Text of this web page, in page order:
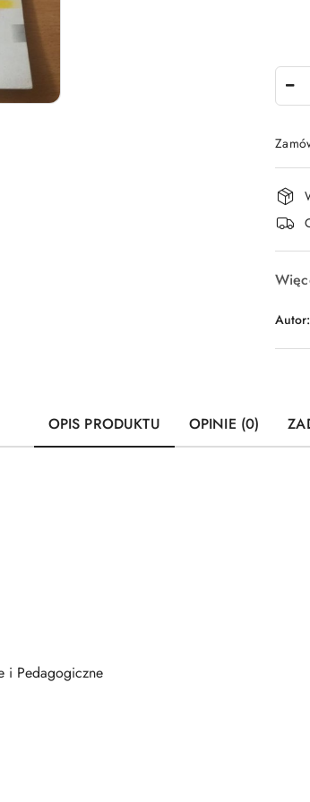
i
Autor:
OPIS PRODUKTU OPINIE (0)
i Pedagogiczne